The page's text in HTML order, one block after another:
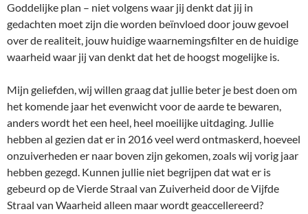
Goddelijke plan – niet volgens waar jij denkt dat jij in
gedachten moet zijn die worden beïnvloed door jouw gevoel
over de realiteit, jouw huidige waarnemingsfilter en de huidige
waarheid waar jij van denkt dat het de hoogst mogelijke is.
Mijn geliefden, wij willen graag dat jullie beter je best doen om
het komende jaar het evenwicht voor de aarde te bewaren,
anders wordt het een heel, heel moeilijke uitdaging. Jullie
hebben al gezien dat er in 2016 veel werd ontmaskerd, hoeveel
onzuiverheden er naar boven zijn gekomen, zoals wij vorig jaar
hebben gezegd. Kunnen jullie niet begrijpen dat wat er is
gebeurd op de Vierde Straal van Zuiverheid door de Vijfde
Straal van Waarheid alleen maar wordt geaccellereerd?